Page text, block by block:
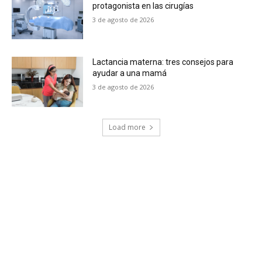
protagonista en las cirugías
3 de agosto de 2026
Lactancia materna: tres consejos para
ayudar a una mamá
3 de agosto de 2026
Load more